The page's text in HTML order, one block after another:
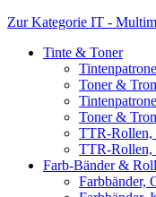
Zur Kategorie IT -
Tinte & Toner
Toner &
Toner &
TTR-Rollen,
TTR-Rollen,
Farb-Bänder &
Farbbänder,